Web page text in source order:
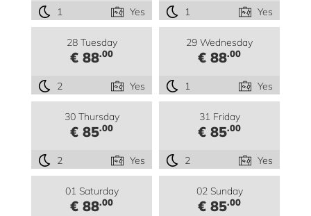
1 Yes 1 Yes
28 Tuesday
€ 88.00
2 Yes
29 Wednesday
€ 88.00
1 Yes
30 Thursday
€ 85.00
2 Yes
31 Friday
€ 85.00
2 Yes
01 Saturday
€ 88.00
02 Sunday
€ 85.00